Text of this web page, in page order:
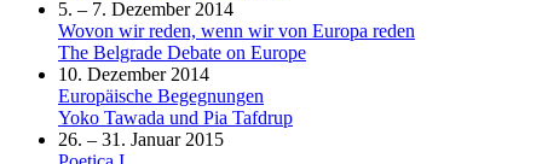
5. – 7. Dezember 2014
Wovon wir reden, wenn wir von Europa reden
The Belgrade Debate on Europe
10. Dezember 2014
Europäische Begegnungen
Yoko Tawada und Pia Tafdrup
26. – 31. Januar 2015